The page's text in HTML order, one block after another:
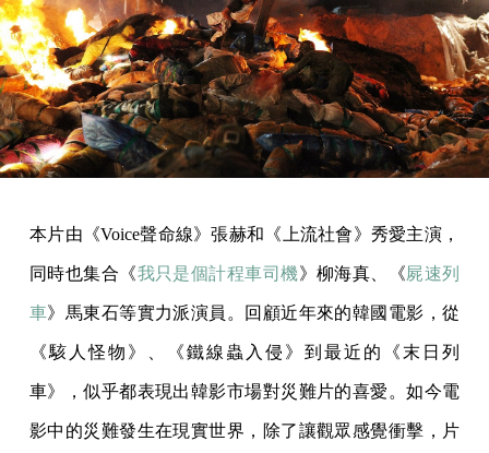
本片由《Voice聲命線》張赫和《上流社會》秀愛主演，
同時也集合《我只是個計程車司機》柳海真、《屍速列
車》馬東石等實力派演員。回顧近年來的韓國電影，從
《駭人怪物》、《鐵線蟲入侵》到最近的《末日列
車》，似乎都表現出韓影市場對災難片的喜愛。如今電
影中的災難發生在現實世界，除了讓觀眾感覺衝擊，片